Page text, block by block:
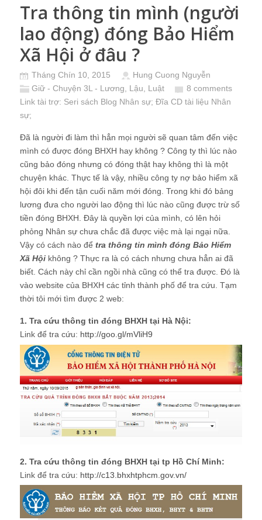
Tra thông tin mình (người
lao động) đóng Bảo Hiểm
Xã Hội ở đâu ?
Tháng Chín 10, 2015
Hung Cuong Nguyễn
Giữ - Chuyện 3L - Lương, Lậu, Luật
8 comments
Link tài trợ: Seri sách Blog Nhân sự; Đĩa CD tài liệu Nhân
sự;
Đã là người đi làm thì hẳn mọi người sẽ quan tâm đến việc
mình có được đóng BHXH hay không ? Công ty thì lúc nào
cũng bảo đóng nhưng có đóng thật hay không thì là một
chuyện khác. Thực tế là vậy, nhiều công ty nợ bảo hiểm xã
hội đôi khi đến tận cuối năm mới đóng. Trong khi đó bảng
lương đưa cho người lao động thì lúc nào cũng được trừ số
tiền đóng BHXH. Đây là quyền lợi của mình, có lên hỏi
phỏng Nhân sự chưa chắc đã được việc mà lại ngại nữa.
Vậy có cách nào để tra thông tin mình đóng Bảo Hiểm
Xã Hội không ? Thực ra là có cách nhưng chưa hẳn ai đã
biết. Cách này chỉ cần ngồi nhà cũng có thể tra được. Đó là
vào website của BHXH các tỉnh thành phố để tra cứu. Tạm
thời tôi mới tìm được 2 web:
1. Tra cứu thông tin đóng BHXH tại Hà Nội:
Link để tra cứu: http://goo.gl/mVliH9
2. Tra cứu thông tin đóng BHXH tại tp Hồ Chí Minh:
Link để tra cứu: http://c13.bhxhtphcm.gov.vn/